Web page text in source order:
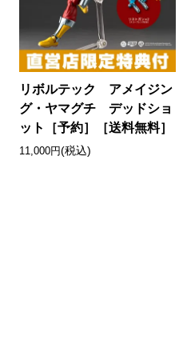
リボルテック アメイジン
グ・ヤマグチ デッドショ
ット［予約］［送料無料］
11,000円(税込)